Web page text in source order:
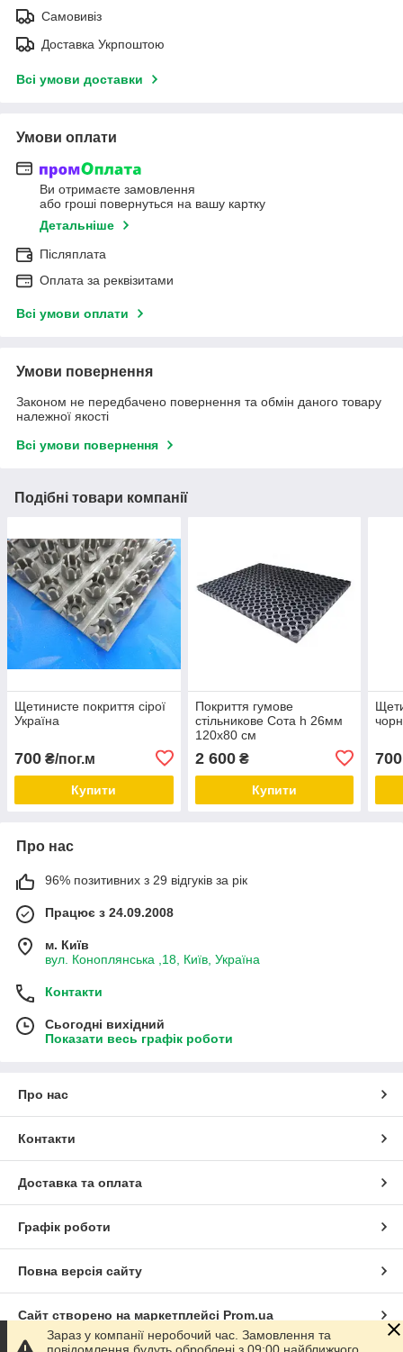
Самовивіз
Доставка Укрпоштою
Всі умови доставки
Умови оплати
Ви отримаєте замовлення
або гроші повернуться на вашу картку
Детальніше
Післяплата
Оплата за реквізитами
Всі умови оплати
Умови повернення
Законом не передбачено повернення та обмін даного товару
належної якості
Всі умови повернення
Подібні товари компанії
Щетинисте покриття сірої
Україна
700 ₴/пог.м
Купити
Покриття гумове
стільникове Сота h 26мм
120х80 см
2 600₴
Купити
700
Про нас
96% позитивних з 29 відгуків за рік
Працює з 24.09.2008
м. Київ
вул. Коноплянська ,18, Київ, Україна
Контакти
Сьогодні вихідний
Показати весь графік роботи
Про нас
Контакти
Доставка та оплата
Графік роботи
Повна версія сайту
Сайт створено на маркетплейсі Prom.ua
Зараз у компанії неробочий час. Замовлення та